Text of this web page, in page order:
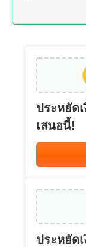
ประหยัด
เสนอนี้!
ประหยัด